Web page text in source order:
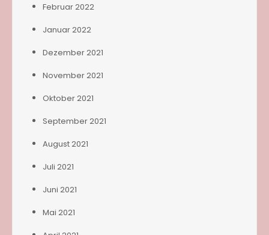
Februar 2022
Januar 2022
Dezember 2021
November 2021
Oktober 2021
September 2021
August 2021
Juli 2021
Juni 2021
Mai 2021